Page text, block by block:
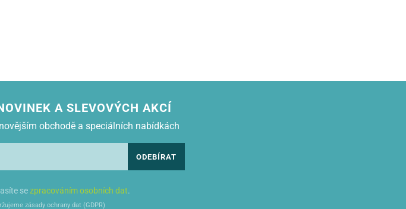
A SLEVOVÝCH AKCÍ
obchodě a speciálních nabídkách
ODEBÍRAT
sezpracováním osobních dat.
zásady ochrany dat (GDPR)